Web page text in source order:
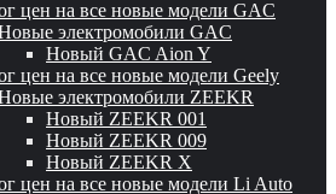
цен на все новые модели GAC
электромобили GAC
Новый GAC Aion Y
цен на все новые модели Geely
электромобили ZEEKR
Новый ZEEKR 001
Новый ZEEKR 009
Новый ZEEKR X
цен на все новые модели Li Auto